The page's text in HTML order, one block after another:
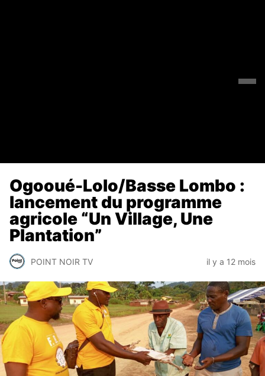
Ogooué-Lolo/Basse Lombo :
lancement du programme
agricole “Un Village, Une
Plantation”
POINT NOIR TV il y a 12 mois